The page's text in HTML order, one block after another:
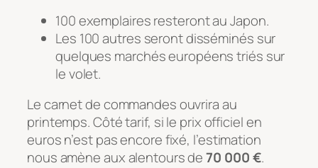
100 exemplaires resteront au Japon.
Les 100 autres seront disséminés sur
quelques marchés européens triés sur
le volet.
Le carnet de commandes ouvrira au
printemps. Côté tarif, si le prix officiel en
euros n’est pas encore fixé, l’estimation
nous amène aux alentours de70 000 €.